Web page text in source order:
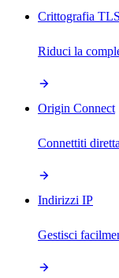
Crittografia TLS
Riduci la
Origin Connect
Connettiti
Indirizzi IP
Gestisci